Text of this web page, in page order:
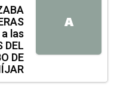
A
las
DEL
DE